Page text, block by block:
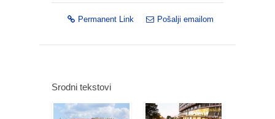
Permanent Link Pošalji emailom
Srodni tekstovi